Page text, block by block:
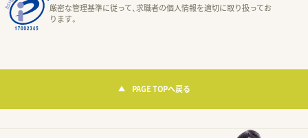
厳密な管理基準に従って、求職者の個人情報を適切に取り扱ってお
ります。
PAGE TOPへ戻る